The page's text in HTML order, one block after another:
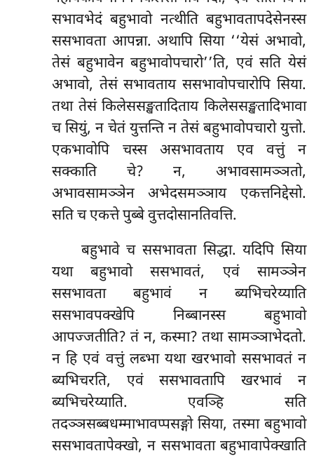
सभावभेदं बहुभावो नत्थीति बहुभावतापदेसेनस्स
ससभावता आपन्ना. अथापि सिया ‘‘येसं अभावो,
तेसं बहुभावेन बहुभावोपचारो’’ति, एवं सति येसं
अभावो, तेसं सभावताय ससभावोपचारोपि सिया.
तथा तेसं किलेससङ्खतादिताय किलेससङ्खतादिभावा
च सियुं, न चेतं युत्तन्ति न तेसं बहुभावोपचारो युत्तो.
एकभावोपि चस्स असभावताय एव वत्तुं न
सक्काति चे? न, अभावसामञ्ञतो,
अभावसामञ्ञेन अभेदसमञ्ञाय एकत्तनिद्देसो.
सति च एकत्ते पुब्बे वुत्तदोसानतिवत्ति.
बहुभावे च ससभावता सिद्धा. यदिपि सिया
यथा बहुभावो ससभावतं, एवं सामञ्ञेन
ससभावता बहुभावं न ब्यभिचरेय्याति
ससभावपक्खेपि निब्बानस्स बहुभावो
आपज्जतीति? तं न, कस्मा? तथा सामञ्ञाभेदतो.
न हि एवं वत्तुं लब्भा यथा खरभावो ससभावतं न
ब्यभिचरति, एवं ससभावतापि खरभावं न
ब्यभिचरेय्याति. एवञ्हि सति
तदञ्ञसब्बधम्माभावप्पसङ्गो सिया, तस्मा बहुभावो
ससभावतापेक्खो, न ससभावता बहुभावापेक्खाति